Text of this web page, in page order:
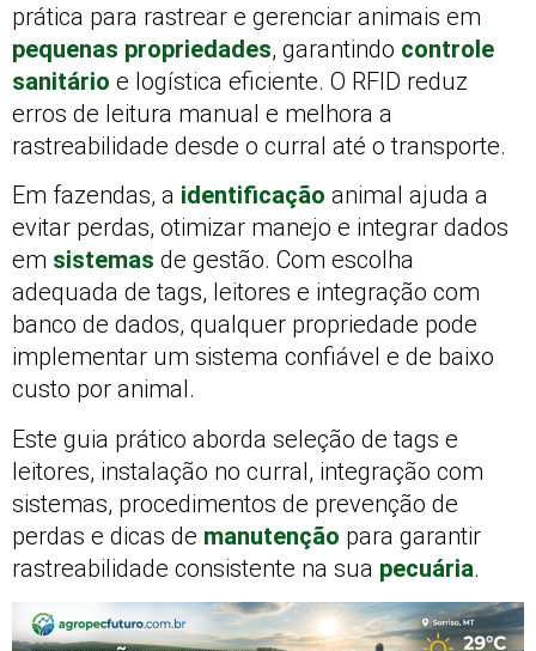
prática para rastrear e gerenciar animais em
pequenas propriedades, garantindo controle
sanitário e logística eficiente. O RFID reduz
erros de leitura manual e melhora a
rastreabilidade desde o curral até o transporte.
Em fazendas, a identificação animal ajuda a
evitar perdas, otimizar manejo e integrar dados
em sistemas de gestão. Com escolha
adequada de tags, leitores e integração com
banco de dados, qualquer propriedade pode
implementar um sistema confiável e de baixo
custo por animal.
Este guia prático aborda seleção de tags e
leitores, instalação no curral, integração com
sistemas, procedimentos de prevenção de
perdas e dicas de manutenção para garantir
rastreabilidade consistente na sua pecuária.